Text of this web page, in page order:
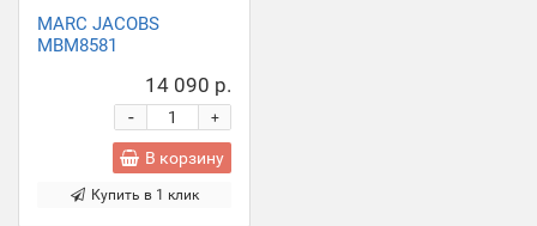
MARC JACOBS
MBM8581
14 090 р.
+
-
В корзину
Купить в 1 клик